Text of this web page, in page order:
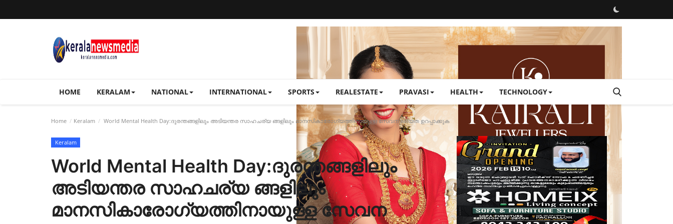
HOME KERALAM NATIONAL INTERNATIONAL SPORTS REALESTATE PRAVASI HEALTH TECHNOLOGY
Home Keralam World Mental Health Day:ദുരന്തങ്ങളിലും അടിയന്തര സാഹചര്യ ങ്ങളിലും മാനസികാരോഗ്യത്തിനായുള്ള സേവന ലഭ്യത ഉറപ്പാക്കുക
Keralam
World Mental Health Day:ദുരന്തങ്ങളിലും
അടിയന്തര സാഹചര്യ ങ്ങളിലും
മാനസികാരോഗ്യത്തിനായുള്ള സേവന